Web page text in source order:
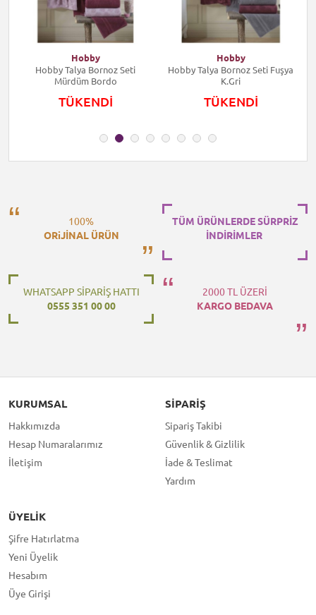
Hobby
Hobby Talya Bornoz Seti
Mürdüm Bordo
TÜKENDİ
Hobby
Hobby Talya Bornoz Seti Fuşya
K.Gri
TÜKENDİ
100%
ORiJİNAL ÜRÜN
TÜM ÜRÜNLERDE SÜRPRİZ
İNDİRİMLER
WHATSAPP SİPARİŞ HATTI
0555 351 00 00
2000 TL ÜZERİ
KARGO BEDAVA
KURUMSAL
Hakkımızda
Hesap Numaralarımız
İletişim
SIPARIŞ
Sipariş Takibi
Güvenlik & Gizlilik
İade & Teslimat
Yardım
ÜYELIK
Şifre Hatırlatma
Yeni Üyelik
Hesabım
Üye Girişi